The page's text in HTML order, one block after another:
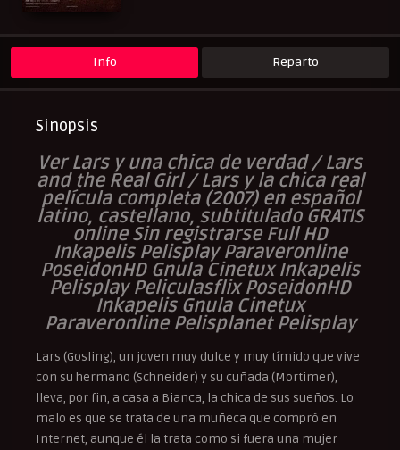
Info Reparto
Sinopsis
Ver Lars y una chica de verdad / Lars
and the Real Girl / Lars y la chica real
película completa (2007) en español
latino, castellano, subtitulado GRATIS
online Sin registrarse Full HD
Inkapelis Pelisplay Paraveronline
PoseidonHD Gnula Cinetux Inkapelis
Pelisplay Peliculasflix PoseidonHD
Inkapelis Gnula Cinetux
Paraveronline Pelisplanet Pelisplay
Lars (Gosling), un joven muy dulce y muy tímido que vive
con su hermano (Schneider) y su cuñada (Mortimer),
lleva, por fin, a casa a Bianca, la chica de sus sueños. Lo
malo es que se trata de una muñeca que compró en
Internet, aunque él la trata como si fuera una mujer